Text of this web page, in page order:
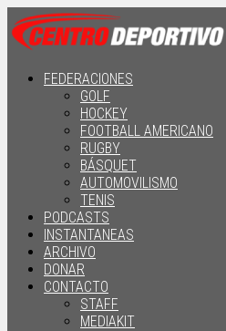
FEDERACIONES
GOLF
HOCKEY
FOOTBALL AMERICANO
RUGBY
BÁSQUET
AUTOMOVILISMO
TENIS
PODCASTS
INSTANTANEAS
ARCHIVO
DONAR
CONTACTO
STAFF
MEDIAKIT